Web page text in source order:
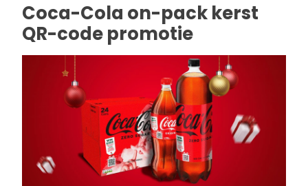
Coca-Cola on-pack kerst
QR-code promotie